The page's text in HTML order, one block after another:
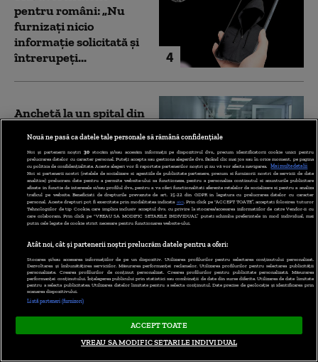
4
pentru români: „Nu
furnizați nicio
informație solicitată și
întrerupeți...
5
Anchetă la un spital din
de concedii medicale în
plin sezon estival...
București Băneasa, 22°C
Nouă ne pasă ca datele tale personale să rămână confidențiale
Noi și partenerii noștri 30stocăm și/sau accesăm informații pe dispozitivul dvs., precum identificatorii cookie unici pentru
prelucrarea datelor cu caracter personal. Puteți accepta sau gestiona alegerile dvs. făcând clic mai jos sau în orice moment, pe pagina
cu politica de confidențialitate. Aceste alegeri vor fi raportate partenerilor noștri și nu vă vor afecta navigarea.
Mai multe detalii
Noi si partenerii nostri (retelele de socializare si agentiile de publicitate partenere, precum si furnizorii nostri de servicii de date
analitice) prelucram date pentru a permite website-ului sa functioneze, pentru a personaliza continutul si anunturile publicitare
afisate in functie de interesele si/sau profilul dvs., pentru a va oferi functionalitati aferente retelelor de socializare si pentru a analiza
traficul pe website. Beneficiati de drepturile prevazute de art. 15-22 din GDPR in legatura cu prelucrarea datelor cu caracter
personal. Aceste drepturi pot fi exercitate prin modalitatea indicata aici. Prin click pe “ACCEPT TOATE”, acceptati folosirea tuturor
Tehnologiilor de tip Cookie, care implica inclusiv acceptul dvs. cu privire la stocarea/accesarea informatiilor de catre Vendor-ii cu
care colaboram. Prin click pe “VREAU SA MODIFIC SETARILE INDIVIDUAL” puteti schimba preferintele in mod individual, mai
putin cele legate de cookie strict necesare pentru functionarea website-ului.
Atât noi, cât și partenerii noștri prelucrăm datele pentru a oferi:
Stocarea și/sau accesarea informațiilor de pe un dispozitiv. Utilizarea profilurilor pentru selectarea conținutului personalizat.
Dezvoltarea și îmbunătățirea serviciilor. Măsurarea performanței reclamelor. Utilizarea profilurilor pentru selectarea publicității
personalizate. Crearea profilurilor de conținut personalizat. Crearea profilurilor pentru publicitate personalizată. Măsurarea
performanței conținutului. Înțelegerea publicului prin statistici sau combinații de date din surse diferite. Utilizarea de date limitate
pentru a selecta publicitatea. Utilizarea datelor limitate pentru a selecta conținutul. Date precise de geolocație și identificarea prin
scanarea dispozitivului.
Listă parteneri (furnizori)
ACCEPT TOATE
VREAU SA MODIFIC SETARILE INDIVIDUAL